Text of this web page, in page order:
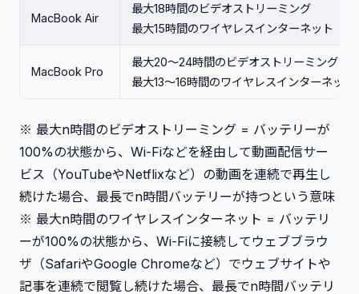
MacBook Air
最大18時間のビデオストリーミング
最大15時間のワイヤレスインターネット
MacBook Pro
最大20～24時間のビデオストリーミング
最大13～16時間のワイヤレスインターネット
※ 最大n時間のビデオストリーミング = バッテリーが
100%の状態から、Wi-Fiなどを経由して動画配信サー
ビス（YouTubeやNetflixなど）の動画を連続で再生し
続けた場合、最長でn時間バッテリーが持つという意味
※ 最大n時間のワイヤレスインターネット = バッテリ
ーが100%の状態から、Wi-Fiに接続してウェブブラウ
ザ（SafariやGoogle Chromeなど）でウェブサイトや
記事を連続で閲覧し続けた場合、最長でn時間バッテリ